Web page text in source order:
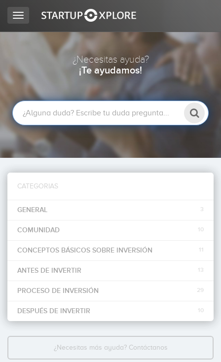
BUSCO FINANCIACIÓN
REGISTRO
ACCESO
Invertir
Toggle
navigation
¿Necesitas ayuda?
¡Te ayudamos!
CATEGORIAS
GENERAL 3
COMUNIDAD 10
CONCEPTOS BÁSICOS SOBRE INVERSIÓN 11
ANTES DE INVERTIR 13
PROCESO DE INVERSIÓN 29
DESPUÉS DE INVERTIR 10
¿Necesitas más ayuda? Contáctanos